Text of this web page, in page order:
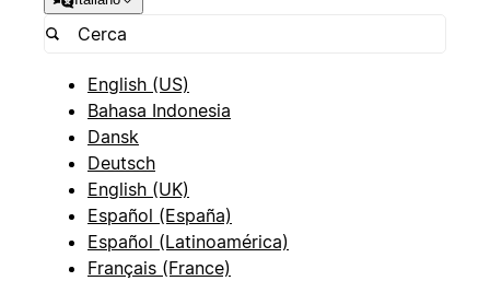
English (US)
Bahasa Indonesia
Dansk
Deutsch
English (UK)
Español (España)
Español (Latinoamérica)
Français (France)